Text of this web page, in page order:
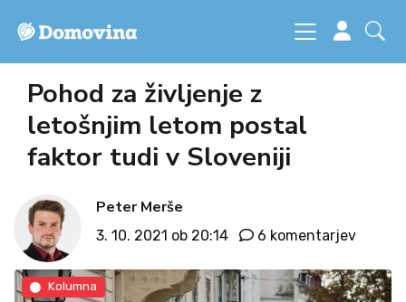
Pohod za življenje z
letošnjim letom postal
faktor tudi v Sloveniji
Peter Merše
3. 10. 2021 ob 20:14 6 komentarjev
Kolumna